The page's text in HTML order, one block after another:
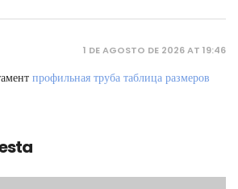
1 DE AGOSTO DE 2026 AT 19:46
профильная труба таблица размеров